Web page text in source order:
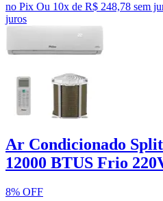
no Pix Ou 10x de R$ 248,78 sem
juros
Ar Condicionado
12000 BTUS Frio
8% OFF